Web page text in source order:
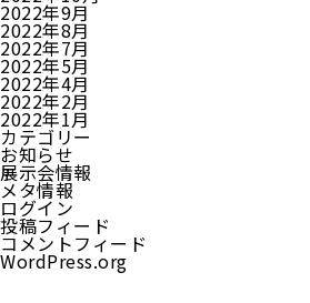
2022年9月
2022年8月
2022年7月
2022年5月
2022年4月
2022年2月
2022年1月
カテゴリー
お知らせ
展示会情報
メタ情報
ログイン
投稿フィード
コメントフィード
WordPress.org